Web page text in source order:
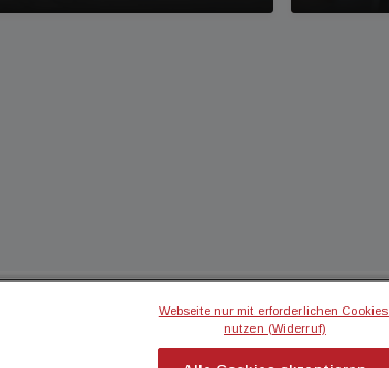
IMMOBILIEN MAGAZINICH MÖCHTE...
Webseite nur mit erforderlichen Cookies
nutzen (Widerruf)